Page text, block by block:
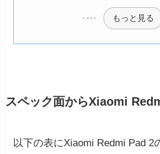
もっと見る
スペック面からXiaomi
以下の表にXiaomi Redmi Pad 2